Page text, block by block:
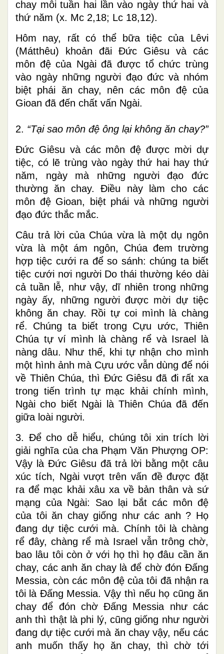
chay mỗi tuần hai lần vào ngày thứ hai và
thứ năm (x. Mc 2,18; Lc 18,12).
Hôm nay, rất có thể bữa tiệc của Lêvi
(Mátthêu) khoản đãi Đức Giêsu và các
môn đệ của Ngài đã được tổ chức trùng
vào ngày những người đạo đức và nhóm
biệt phái ăn chay, nên các môn đệ của
Gioan đã đến chất vấn Ngài.
2. “Tại sao môn đệ ông lại không ăn chay?”
Đức Giêsu và các môn đệ được mời dự
tiệc, có lẽ trùng vào ngày thứ hai hay thứ
năm, ngày mà những người đạo đức
thường ăn chay. Điều này làm cho các
môn đệ Gioan, biệt phái và những người
đạo đức thắc mắc.
Câu trả lời của Chúa vừa là một dụ ngôn
vừa là một ám ngôn, Chúa đem trường
hợp tiệc cưới ra để so sánh: chúng ta biết
tiệc cưới nơi người Do thái thường kéo dài
cả tuần lễ, như vậy, dĩ nhiên trong những
ngày ấy, những người được mời dự tiệc
không ăn chay. Rồi tự coi mình là chàng
rể. Chúng ta biết trong Cựu ước, Thiên
Chúa tự ví mình là chàng rể và Israel là
nàng dâu. Như thế, khi tự nhận cho mình
một hình ảnh mà Cựu ước vẫn dùng để nói
về Thiên Chúa, thì Đức Giêsu đã đi rất xa
trong tiến trình tự mạc khải chính mình,
Ngài cho biết Ngài là Thiên Chúa đã đến
giữa loài người.
3. Để cho dễ hiểu, chúng tôi xin trích lời
giải nghĩa của cha Phạm Văn Phượng OP:
Vậy là Đức Giêsu đã trả lời bằng một câu
xúc tích, Ngài vượt trên vấn đề được đặt
ra để mạc khải xâu xa về bản thân và sứ
mạng của Ngài: Sao lại bắt các môn đệ
của tôi ăn chay giống như các anh ? Họ
đang dự tiệc cưới mà. Chính tôi là chàng
rể đây, chàng rể mà Israel vẫn trông chờ,
bao lâu tôi còn ở với họ thì họ đâu cần ăn
chay, các anh ăn chay là để chờ đón Đấng
Messia, còn các môn đệ của tôi đã nhận ra
tôi là Đấng Messia. Vậy thì nếu họ cũng ăn
chay để đón chờ Đấng Messia như các
anh thì thật là phi lý, cũng giống như người
đang dự tiệc cưới mà ăn chay vậy, nếu các
anh muốn thấy họ ăn chay, thì chờ tới